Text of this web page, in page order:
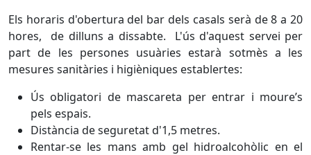
Els horaris d'obertura del bar dels casals serà de 8 a 20
hores, de dilluns a dissabte. L'ús d'aquest servei per
part de les persones usuàries estarà sotmès a les
mesures sanitàries i higièniques establertes:
Ús obligatori de mascareta per entrar i moure’s
pels espais.
Distància de seguretat d'1,5 metres.
Rentar-se les mans amb gel hidroalcohòlic en el